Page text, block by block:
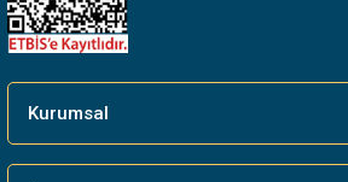
Kurumsal